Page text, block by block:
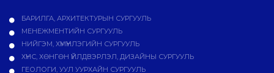
БАРИЛГА, АРХИТЕКТУРЫН СУРГУУЛЬ
МЕНЕЖМЕНТИЙН СУРГУУЛЬ
НИЙГЭМ, ХҮМҮҮНЛЭГИЙН СУРГУУЛЬ
ХҮНС, ХӨНГӨН ҮЙЛДВЭРЛЭЛ, ДИЗАЙНЫ СУРГУУЛЬ
ГЕОЛОГИ, УУЛ УУРХАЙН СУРГУУЛЬ